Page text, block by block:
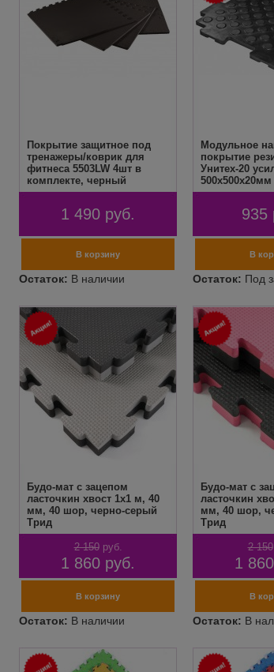
Покрытие защитное под
тренажеры/коврик для
фитнеса 5503LW 4шт в
комплекте, черный
1 490 руб.
Модульное
покрытие
Унитех-20
935
Будо-мат с зацепом
ласточкин хвост 1х1 м, 40
мм, 40 шор, черно-серый
Трид
2 150 руб.
1 860 руб.
Будо-мат с
ласточкин
мм, 40 шор,
Трид
2 150
1 860